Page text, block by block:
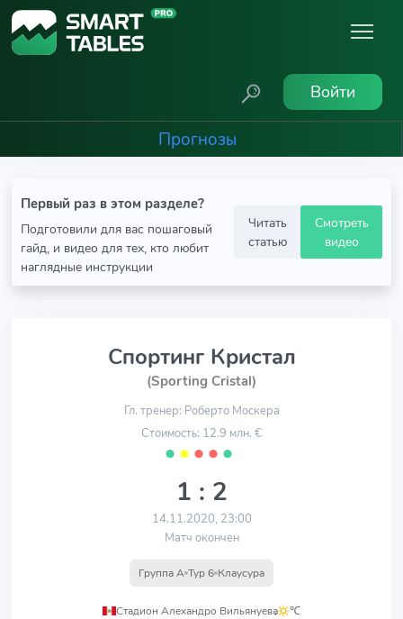
Войти
Прогнозы
Первый раз в этом разделе?
Подготовили для вас пошаговый
гайд, и видео для тех, кто любит
наглядные инструкции
Читать
статью
Смотреть
видео
Спортинг Кристал
(Sporting Cristal)
Гл. тренер: Роберто Москера
Стоимость: 12.9 млн. €
⬤ ⬤ ⬤ ⬤ ⬤
1 : 2
14.11.2020, 23:00
Матч окончен
Группа A Тур 6 Клаусура
Стадион Алехандро Вильянуева
, ℃